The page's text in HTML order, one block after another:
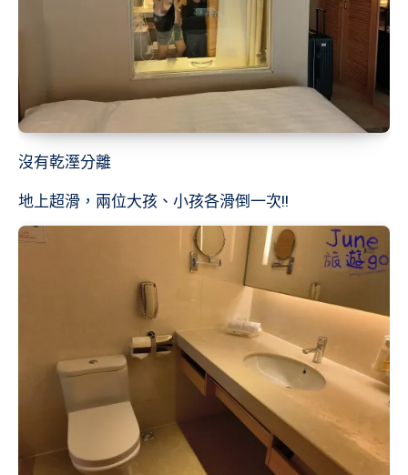
沒有乾溼分離
地上超滑，兩位大孩、小孩各滑倒一次!!